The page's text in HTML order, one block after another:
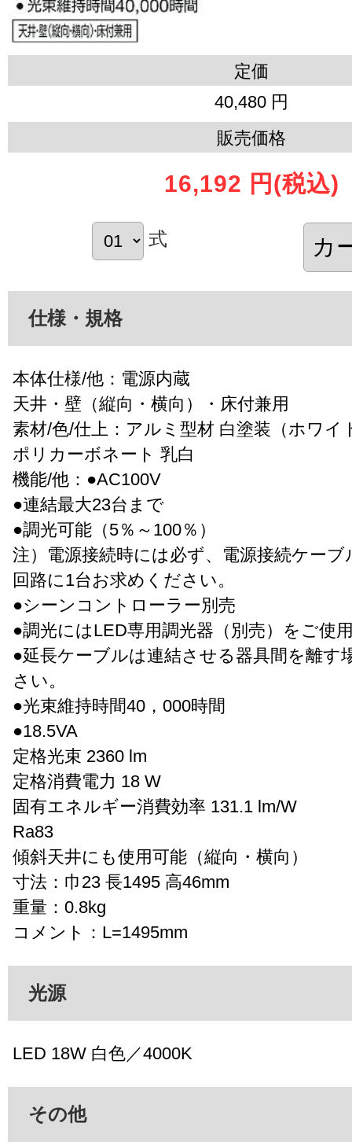
定価
40,480 円
販売価格
16,192 円 (税込)
式
仕様・規格
本体仕様/他：電源内蔵
天井・壁（縦向・横向）・床付兼用
素材/色/仕上：アルミ型材 白塗装（ホワイ
ポリカーボネート 乳白
機能/他：●AC100V
●連結最大23台まで
●調光可能（5％～100％）
注）電源接続時には必ず、電源接続ケー
回路に1台お求めください。
●シーンコントローラー別売
●調光にはLED専用調光器（別売）をご使
●延長ケーブルは連結させる器具間を離す
さい。
●光束維持時間40，000時間
●18.5VA
定格光束 2360 lm
定格消費電力 18 W
固有エネルギー消費効率 131.1 lm/W
Ra83
傾斜天井にも使用可能（縦向・横向）
寸法：巾23 長1495 高46mm
重量：0.8kg
コメント：L=1495mm
光源
LED 18W 白色／4000K
その他